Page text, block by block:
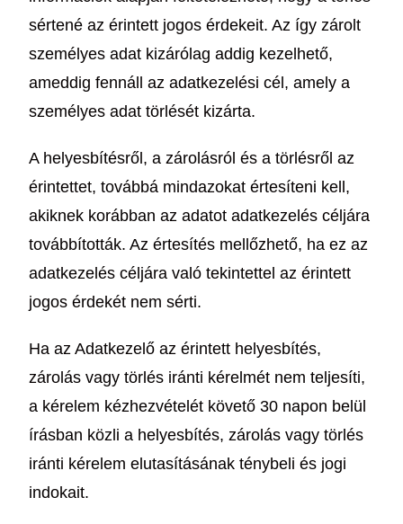
sértené az érintett jogos érdekeit. Az így zárolt
személyes adat kizárólag addig kezelhető,
ameddig fennáll az adatkezelési cél, amely a
személyes adat törlését kizárta.
A helyesbítésről, a zárolásról és a törlésről az
érintettet, továbbá mindazokat értesíteni kell,
akiknek korábban az adatot adatkezelés céljára
továbbították. Az értesítés mellőzhető, ha ez az
adatkezelés céljára való tekintettel az érintett
jogos érdekét nem sérti.
Ha az Adatkezelő az érintett helyesbítés,
zárolás vagy törlés iránti kérelmét nem teljesíti,
a kérelem kézhezvételét követő 30 napon belül
írásban közli a helyesbítés, zárolás vagy törlés
iránti kérelem elutasításának ténybeli és jogi
indokait.